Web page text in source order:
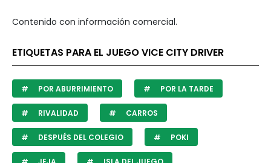
Contenido con información comercial.
ETIQUETAS PARA EL JUEGO VICE CITY DRIVER
POR ABURRIMIENTO POR LA TARDE
RIVALIDAD CARROS
DESPUÉS DEL COLEGIO POKI